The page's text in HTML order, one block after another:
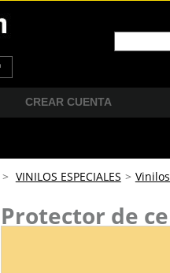
CREAR CUENTA
> VINILOS ESPECIALES >
Protector de